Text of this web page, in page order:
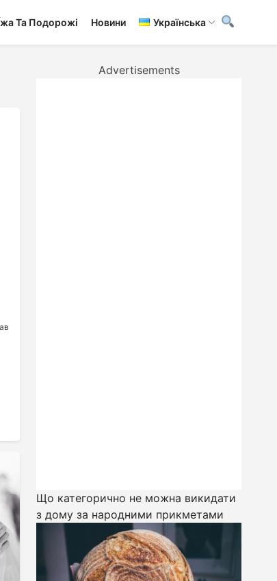
Та Подорожі Новини Українська
Advertisements
Що категорично не можна викидати
з дому за народними прикметами